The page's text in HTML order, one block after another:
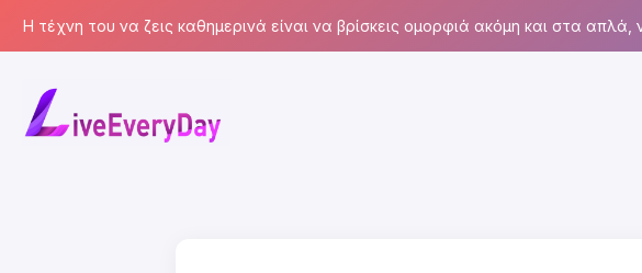
Η τέχνη του να ζεις καθημερινά είναι να βρίσκεις ομορφιά ακόμη και στα απλά,